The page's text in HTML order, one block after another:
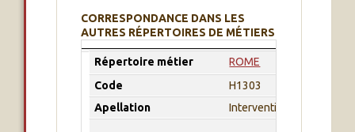
CORRESPONDANCE DANS LES
AUTRES RÉPERTOIRES DE MÉTIERS
Répertoire métier
Code
Apellation
Répertoire métier
ROME
Code
H1303
Apellation
Intervention technique